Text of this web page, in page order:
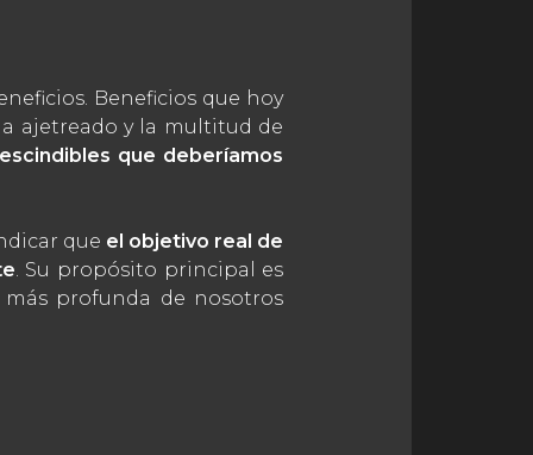
Beneficios que hoy
ajetreado y la multitud de
que deberíamos
que el objetivo real de
. Su propósito principal es
profunda de nosotros